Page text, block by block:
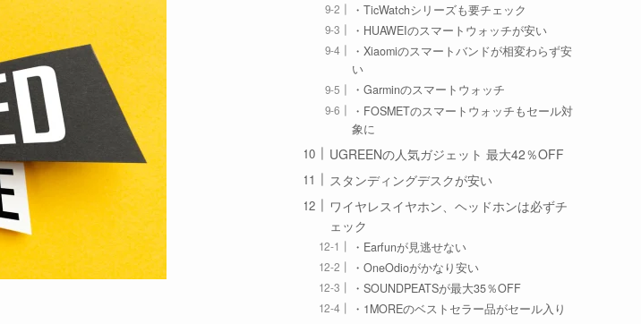
・TicWatchシリーズも要チェック
・HUAWEIのスマートウォッチが安い
・Xiaomiのスマートバンドが相変わらず安
い
・Garminのスマートウォッチ
・FOSMETのスマートウォッチもセール対
象に
UGREENの人気ガジェット 最大42％OFF
スタンディングデスクが安い
ワイヤレスイヤホン、ヘッドホンは必ずチ
ェック
・Earfunが見逃せない
・OneOdioがかなり安い
・SOUNDPEATSが最大35％OFF
・1MOREのベストセラー品がセール入り